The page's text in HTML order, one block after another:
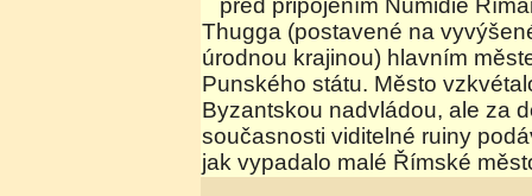
před připojením Numidie
Thugga (postavené na
úrodnou krajinou) hlavním
Punského státu. Město
Byzantskou nadvládou, ale za
současnosti viditelné ruiny
jak vypadalo malé Římské